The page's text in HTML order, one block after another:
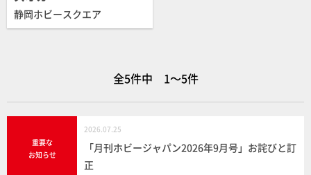
静岡ホビースクエア
全5件中 1～5件
重要な
お知らせ
2026.07.25
「月刊ホビージャパン2026年9月号」お詫びと訂
正